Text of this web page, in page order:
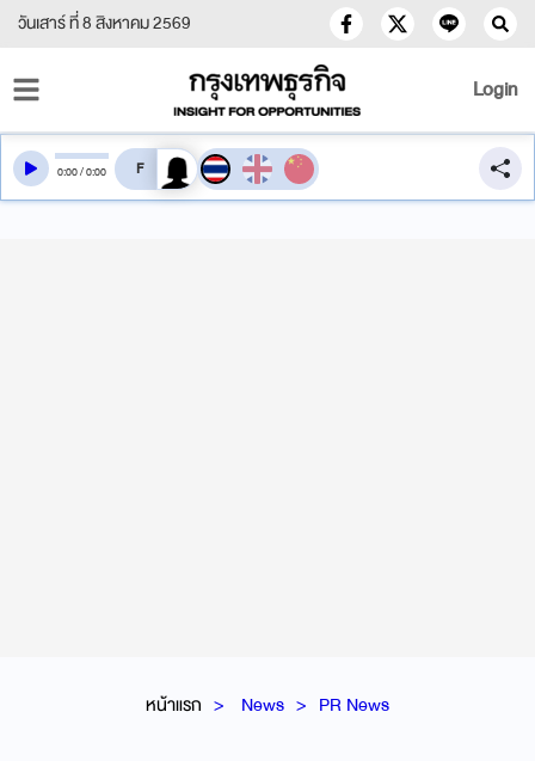
วันเสาร์ ที่ 8 สิงหาคม 2569
Login
หน้าแรก News PR News
0:00/0:00 สลับเสียงอ่าน